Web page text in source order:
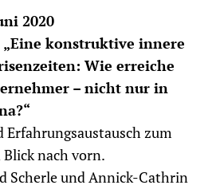
2020
„Eine konstruktive innere
Wie erreiche
– nicht nur in
Erfahrungsaustausch zum
nach vorn.
Scherle und Annick-Cathrin